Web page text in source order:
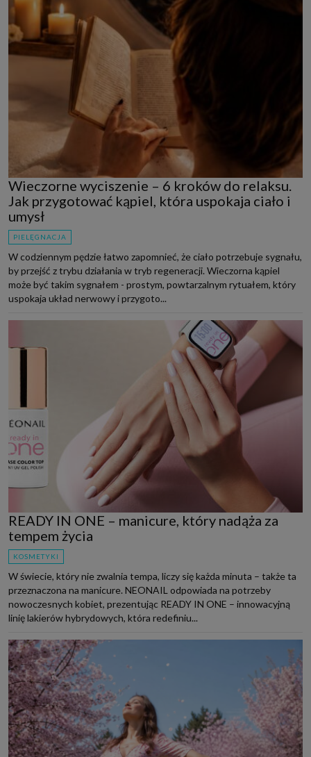
Wieczorne wyciszenie – 6 kroków do relaksu.
Jak przygotować kąpiel, która uspokaja ciało i
umysł
PIELĘGNACJA
W codziennym pędzie łatwo zapomnieć, że ciało potrzebuje sygnału,
by przejść z trybu działania w tryb regeneracji. Wieczorna kąpiel
może być takim sygnałem - prostym, powtarzalnym rytuałem, który
uspokaja układ nerwowy i przygoto...
READY IN ONE – manicure, który nadąża za
tempem życia
KOSMETYKI
W świecie, który nie zwalnia tempa, liczy się każda minuta – także ta
przeznaczona na manicure. NEONAIL odpowiada na potrzeby
nowoczesnych kobiet, prezentując READY IN ONE – innowacyjną
linię lakierów hybrydowych, która redefiniu...